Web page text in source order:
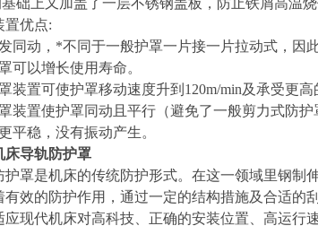
基础上又加盖了一层不锈钢盖板，防止铁屑高
置优点:
同动，*不同于一般护罩一片接一片拉动式，因
可以增长使用寿命。
装置可使护罩移动速度升到120m/min及承受更高
装置使护罩同动且平行（避免了一般剪力式防护
平稳，没有振动产生。
床导轨防护罩
护罩是机床的传统防护形式。在这一领域里钢制
有效的防护作用，通过一定的结构措施及合适的
现代机床对高科技、正确的安装位置、高运行